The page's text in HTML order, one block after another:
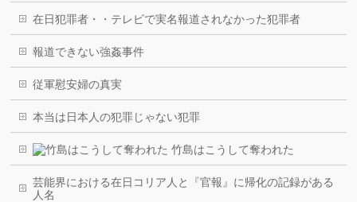
在日犯罪者・・テレビで実名報道されなかった犯罪者
報道できない強姦事件
従軍慰安婦の真実
本当は日本人の犯罪じゃない犯罪
竹島はこうして奪われた
芸能界における在日コリア人と『官報』に帰化の記録がある
人名